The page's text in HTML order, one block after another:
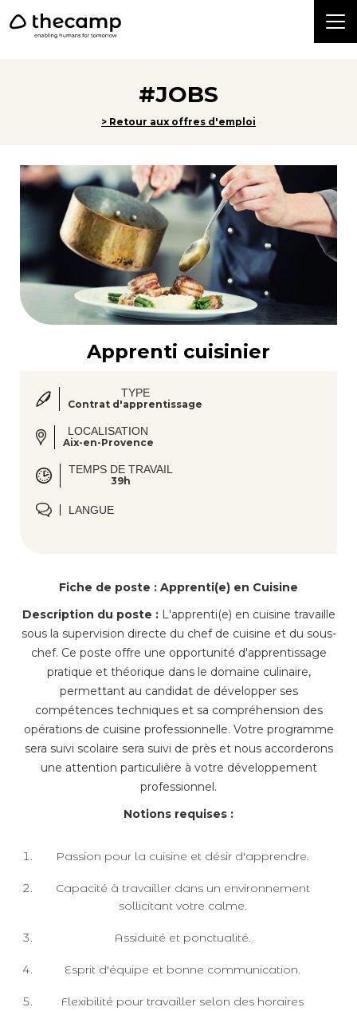
#JOBS
> Retour aux offres d'emploi
Apprenti cuisinier
TYPE
Contrat d'apprentissage
LOCALISATION
Aix-en-Provence
TEMPS DE TRAVAIL
39h
LANGUE
Fiche de poste : Apprenti(e) en Cuisine
Description du poste :L'apprenti(e) en cuisine travaille
sous la supervision directe du chef de cuisine et du sous-
chef. Ce poste offre une opportunité d'apprentissage
pratique et théorique dans le domaine culinaire,
permettant au candidat de développer ses
compétences techniques et sa compréhension des
opérations de cuisine professionnelle. Votre programme
sera suivi scolaire sera suivi de près et nous accorderons
une attention particulière à votre développement
professionnel.
Notions requises :
Passion pour la cuisine et désir d'apprendre.
Capacité à travailler dans un environnement
sollicitant votre calme.
Assiduité et ponctualité.
Esprit d'équipe et bonne communication.
Flexibilité pour travailler selon des horaires